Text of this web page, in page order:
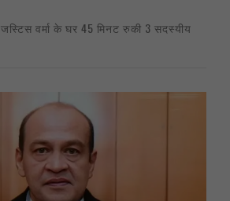
जस्टिस वर्मा के घर 45 मिनट रुकी 3 सदस्यीय